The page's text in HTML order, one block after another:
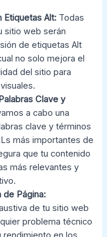
Etiquetas Alt: Todas
sitio web serán
de etiquetas Alt
no solo mejora el
del sitio para
Clave y
a cabo una
clave y términos
más importantes de
que tu contenido
más relevantes y
de Página:
de tu sitio web
problema técnico